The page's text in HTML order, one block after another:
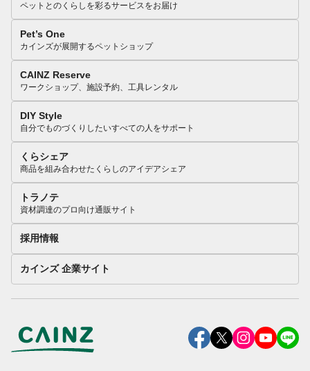
ペットとのくらしを彩るサービスをお届け
Pet’s One
カインズが展開するペットショップ
CAINZ Reserve
ワークショップ、施設予約、工具レンタル
DIY Style
自分でものづくりしたいすべての人をサポート
くらシェア
商品を組み合わせたくらしのアイデアシェア
トラノテ
資材調達のプロ向け通販サイト
採用情報
カインズ 企業サイト